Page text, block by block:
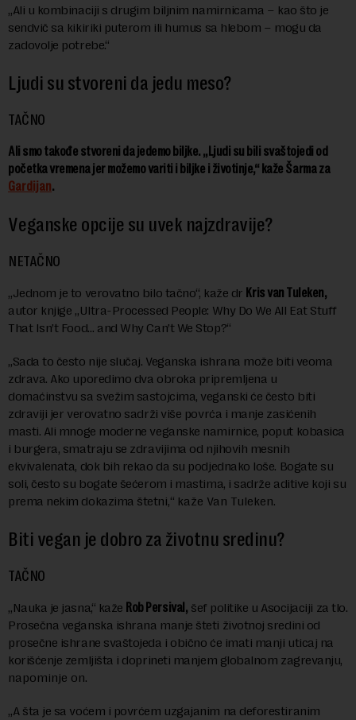
„Ali u kombinaciji s drugim biljnim namirnicama – kao što je
sendvič sa kikiriki puterom ili humus sa hlebom – mogu da
zadovolje potrebe.“
Ljudi su stvoreni da jedu meso?
TAČNO
Ali smo takođe stvoreni da jedemo biljke. „Ljudi su bili svaštojedi od
početka vremena jer možemo variti i biljke i životinje,“ kaže Šarmaza
Gardijan.
Veganske opcije su uvek najzdravije?
NETAČNO
„Jednom je to verovatno bilo tačno“, kaže dr Kris van Tuleken,
autor knjige „Ultra-Processed People: Why Do We All Eat Stuff
That Isn’t Food… and Why Can’t We Stop?“
„Sada to često nije slučaj. Veganska ishrana može biti veoma
zdrava. Ako uporedimo dva obroka pripremljena u
domaćinstvu sa svežim sastojcima, veganski će često biti
zdraviji jer verovatno sadrži više povrća i manje zasićenih
masti. Ali mnoge moderne veganske namirnice, poput kobasica
i burgera, smatraju se zdravijima od njihovih mesnih
ekvivalenata, dok bih rekao da su podjednako loše. Bogate su
soli, često su bogate šećerom i mastima, i sadrže aditive koji su
prema nekim dokazima štetni,“ kaže Van Tuleken.
Biti vegan je dobro za životnu sredinu?
TAČNO
„Nauka je jasna,“ kaže Rob Persival, šef politike u Asocijaciji za tlo.
Prosečna veganska ishrana manje šteti životnoj sredini od
prosečne ishrane svaštojeda i obično će imati manji uticaj na
korišćenje zemljišta i doprineti manjem globalnom zagrevanju,
napominje on.
„A šta je sa voćem i povrćem uzgajanim na deforestiranim